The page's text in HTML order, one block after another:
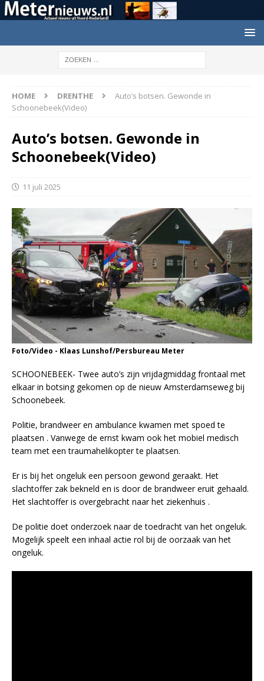
HOME DRENTHE
Auto’s botsen. Gewonde in
Schoonebeek(Video)
Auto’s botsen. Gewonde in
Schoonebeek(Video)
11 juli 2025
Foto/Video - Klaas Lunshof/Persbureau Meter
SCHOONEBEEK- Twee auto’s zijn vrijdagmiddag frontaal met
elkaar in botsing gekomen op de nieuw Amsterdamseweg bij
Schoonebeek.
Politie, brandweer en ambulance kwamen met spoed te
plaatsen . Vanwege de ernst kwam ook het mobiel medisch
team met een traumahelikopter te plaatsen.
Er is bij het ongeluk een persoon gewond geraakt. Het
slachtoffer zak bekneld en is door de brandweer eruit gehaald.
Het slachtoffer is overgebracht naar het ziekenhuis .
De politie doet onderzoek naar de toedracht van het ongeluk.
Mogelijk speelt een inhaal actie rol bij de oorzaak van het
ongeluk.